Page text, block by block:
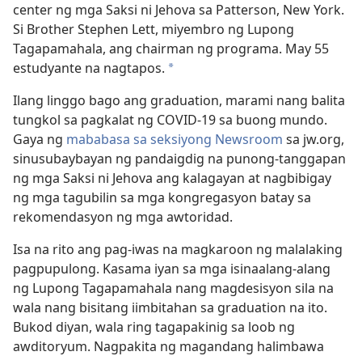
center ng mga Saksi ni Jehova sa Patterson, New York.
Si Brother Stephen Lett, miyembro ng Lupong
Tagapamahala, ang chairman ng programa. May 55
estudyante na nagtapos. a
Ilang linggo bago ang graduation, marami nang balita
tungkol sa pagkalat ng COVID-19 sa buong mundo.
Gaya ng mababasa sa seksiyong Newsroom sa jw.org,
sinusubaybayan ng pandaigdig na punong-tanggapan
ng mga Saksi ni Jehova ang kalagayan at nagbibigay
ng mga tagubilin sa mga kongregasyon batay sa
rekomendasyon ng mga awtoridad.
Isa na rito ang pag-iwas na magkaroon ng malalaking
pagpupulong. Kasama iyan sa mga isinaalang-alang
ng Lupong Tagapamahala nang magdesisyon sila na
wala nang bisitang iimbitahan sa graduation na ito.
Bukod diyan, wala ring tagapakinig sa loob ng
awditoryum. Nagpakita ng magandang halimbawa